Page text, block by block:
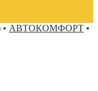
• АВТОКОМФОРТ •